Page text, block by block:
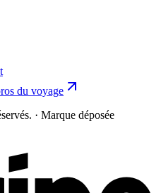
du voyage
· Marque déposée